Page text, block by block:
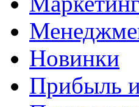
Новинки
Прибыль